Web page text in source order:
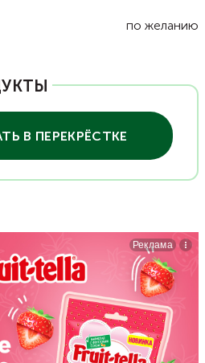
по желанию
В ПЕРЕКРЁСТКЕ